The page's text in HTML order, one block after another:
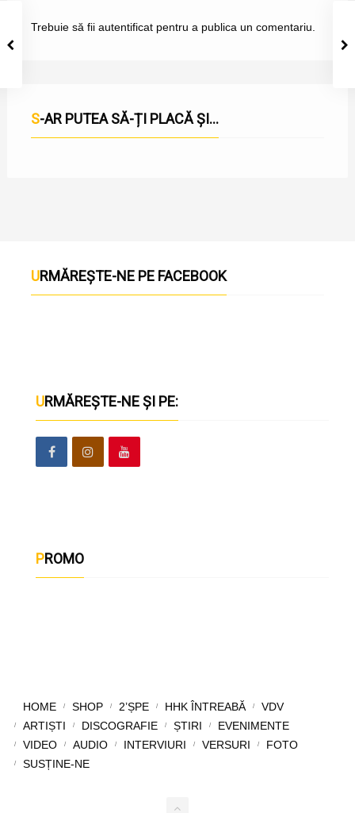
Trebuie să fii autentificatpentru a publica un comentariu.
S-AR PUTEA SĂ-ȚI PLACĂ ȘI...
URMĂREȘTE-NE PE FACEBOOK
URMĂREȘTE-NE ȘI PE:
PROMO
HOME SHOP 2’ȘPE HHK ÎNTREABĂ
VDV
ARTIȘTI
DISCOGRAFIE ȘTIRI
EVENIMENTE
VIDEO
AUDIO INTERVIURI VERSURI
FOTO
SUSȚINE-NE